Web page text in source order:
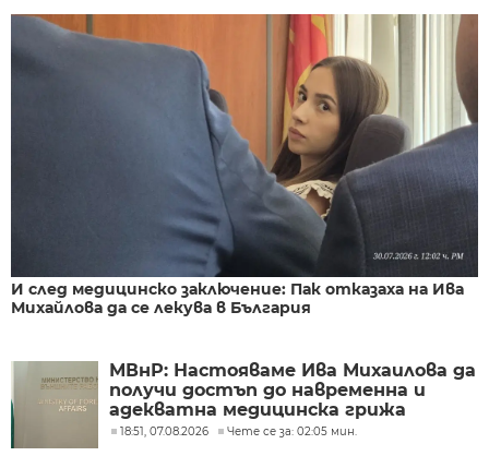
И след медицинско заключение: Пак отказаха на Ива
Михайлова да се лекува в България
МВнР: Настояваме Ива Михаилова да
получи достъп до навременна и
адекватна медицинска грижа
18:51, 07.08.2026 Чете се за: 02:05 мин.